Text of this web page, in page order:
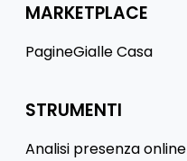
MARKETPLACE
PagineGialle Casa
STRUMENTI
Analisi presenza online